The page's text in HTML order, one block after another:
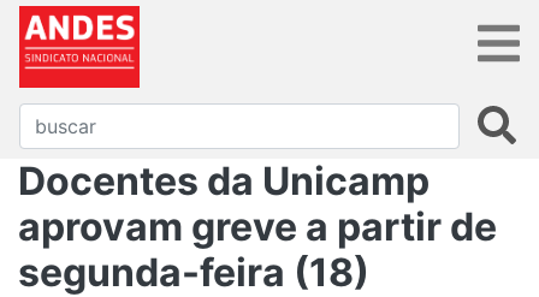
Docentes da Unicamp
aprovam greve a partir de
segunda-feira (18)